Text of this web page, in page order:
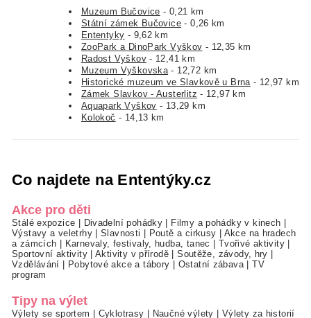
Muzeum Bučovice - 0,21 km
Státní zámek Bučovice - 0,26 km
Ententyky - 9,62 km
ZooPark a DinoPark Vyškov - 12,35 km
Radost Vyškov- 12,41 km
Muzeum Vyškovska - 12,72 km
Historické muzeum ve Slavkově u Brna - 12,97 km
Zámek Slavkov - Austerlitz - 12,97 km
Aquapark Vyškov - 13,29 km
Kolokoč - 14,13 km
Co najdete na Ententýky.cz
Akce pro děti
Stálé expozice Divadelní pohádky Filmy a pohádky v kinech
Výstavy a veletrhy|Slavnosti Poutě a cirkusy
Akce na hradech
a zámcích
Karnevaly, festivaly, hudba, tanec Tvořivé aktivity
Sportovní aktivity|Aktivity v přírodě |Soutěže, závody, hry
Vzdělávání
Pobytové akce a tábory Ostatní zábava |TV
program
Tipy na výlet
Výlety se sportem Cyklotrasy Naučné výlety
Výlety za historií